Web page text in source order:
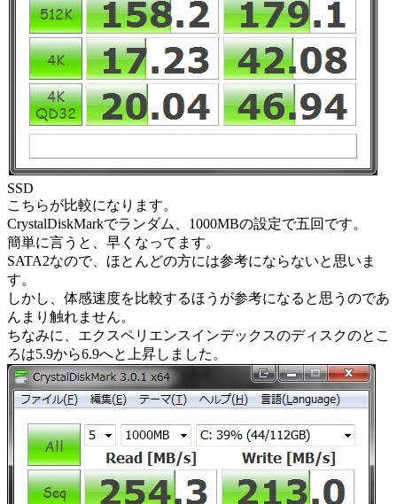
SSD
こちらが比較になります。
CrystalDiskMarkでランダム、1000MBの設定で五回です。
簡単に言うと、早くなってます。
SATA2なので、ほとんどの方には参考にならないと思いま
す。
しかし、体感速度を比較するほうが参考になると思うのであ
んまり触れません。
ちなみに、エクスペリエンスインデックスのディスクのとこ
ろは5.9から6.9へと上昇しました。